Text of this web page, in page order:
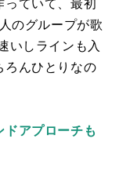
っていて、最初
のグループが歌
いしラインも入
ろんひとりなの
アプローチも